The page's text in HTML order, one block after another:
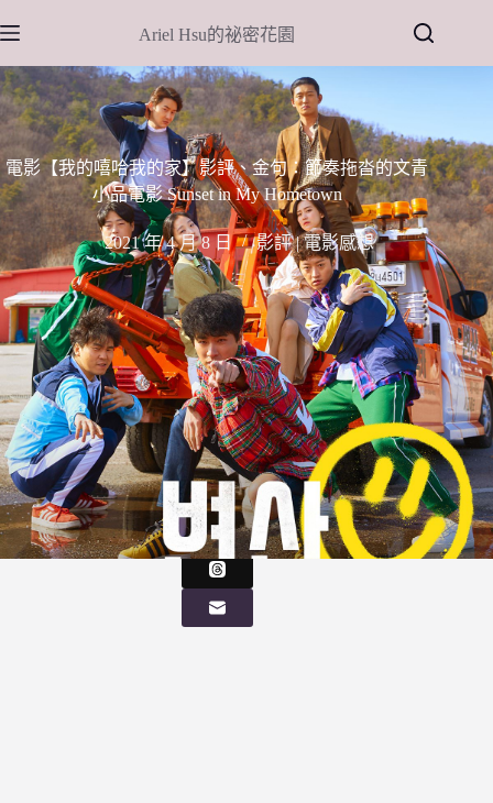
至
主
要
內
容
Ariel Hsu的祕密花園
電影【我的嘻哈我的家】影評、金句：節奏拖沓的文青
小品電影 Sunset in My Hometown
2021 年 4 月 8 日 影評 | 電影感想